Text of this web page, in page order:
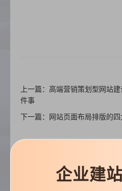
上一篇：高端营销策划型网站
件事
下一篇：网站页面布局排版的
企业建